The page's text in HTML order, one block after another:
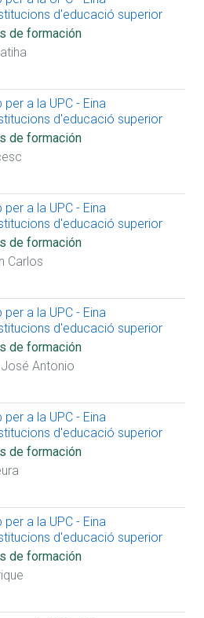
d'educació superior
de formación
a la UPC - Eina
d'educació superior
de formación
a la UPC - Eina
d'educació superior
de formación
Carlos
a la UPC - Eina
d'educació superior
de formación
Antonio
a la UPC - Eina
d'educació superior
de formación
a la UPC - Eina
d'educació superior
de formación